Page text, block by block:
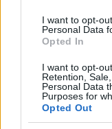
I want to opt-
Personal Data
Opted In
I want to opt-
Retention,
Personal Data
Purposes for
Opted Out
19 Ιουλίου
19.07.2026
Ημερησιες
Ζώδια:
18 Ιουλίου
18.07.2026by